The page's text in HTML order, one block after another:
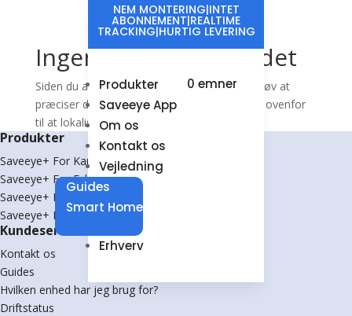
NEM MONTERING|INTET
ABONNEMENT|REALTIME
TRACKING|HURTIG LEVERING
Produkter
Saveeye App
Om os
Kontakt os
Vejledning
Guides
Smart Home
Erhverv
0 emner
Ingen resultater fundet
Siden du anmodede om kunne ikke findes. Prøv at
præciser din søgning, eller brug navigationen ovenfor
til at lokalisere indlægget.
Produkter
Saveeye+ For Kamstrup
Saveeye+ For Echelon
Saveeye+ For P1/H1
Saveeye+ For IR
Kundeservice
Kontakt os
Guides
Hvilken enhed har jeg brug for?
Driftstatus